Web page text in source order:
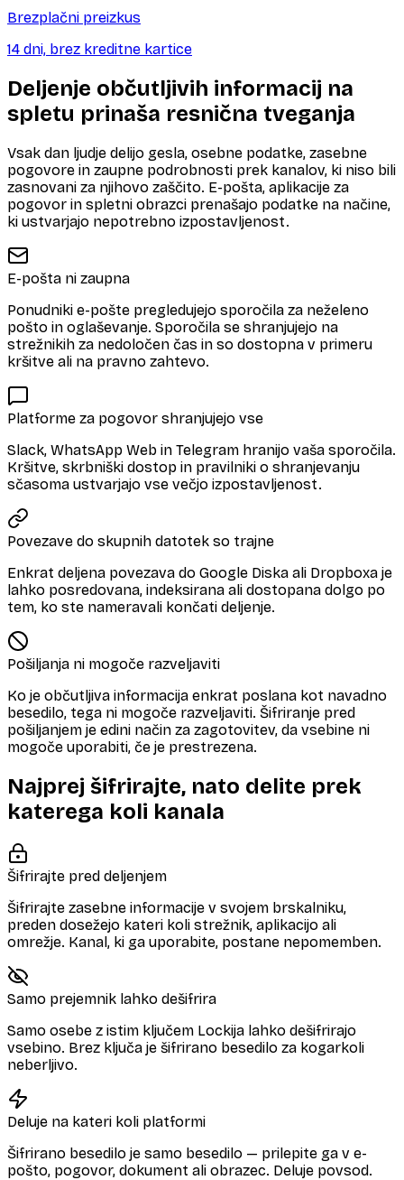
Brezplačni preizkus
14 dni, brez kreditne kartice
Deljenje občutljivih informacij na
spletu prinaša resnična tveganja
Vsak dan ljudje delijo gesla, osebne podatke, zasebne
pogovore in zaupne podrobnosti prek kanalov, ki niso bili
zasnovani za njihovo zaščito. E-pošta, aplikacije za
pogovor in spletni obrazci prenašajo podatke na načine,
ki ustvarjajo nepotrebno izpostavljenost.
E-pošta ni zaupna
Ponudniki e-pošte pregledujejo sporočila za neželeno
pošto in oglaševanje. Sporočila se shranjujejo na
strežnikih za nedoločen čas in so dostopna v primeru
kršitve ali na pravno zahtevo.
Platforme za pogovor shranjujejo vse
Slack, WhatsApp Web in Telegram hranijo vaša sporočila.
Kršitve, skrbniški dostop in pravilniki o shranjevanju
sčasoma ustvarjajo vse večjo izpostavljenost.
Povezave do skupnih datotek so trajne
Enkrat deljena povezava do Google Diska ali Dropboxa je
lahko posredovana, indeksirana ali dostopana dolgo po
tem, ko ste nameravali končati deljenje.
Pošiljanja ni mogoče razveljaviti
Ko je občutljiva informacija enkrat poslana kot navadno
besedilo, tega ni mogoče razveljaviti. Šifriranje pred
pošiljanjem je edini način za zagotovitev, da vsebine ni
mogoče uporabiti, če je prestrezena.
Najprej šifrirajte, nato delite prek
katerega koli kanala
Šifrirajte pred deljenjem
Šifrirajte zasebne informacije v svojem brskalniku,
preden dosežejo kateri koli strežnik, aplikacijo ali
omrežje. Kanal, ki ga uporabite, postane nepomemben.
Samo prejemnik lahko dešifrira
Samo osebe z istim ključem Lockija lahko dešifrirajo
vsebino. Brez ključa je šifrirano besedilo za kogarkoli
neberljivo.
Deluje na kateri koli platformi
Šifrirano besedilo je samo besedilo — prilepite ga v e-
pošto, pogovor, dokument ali obrazec. Deluje povsod.